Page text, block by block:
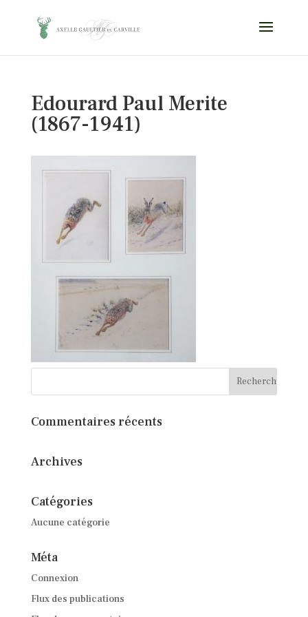
Edourard Paul Merite
(1867-1941)
Commentaires récents
Archives
Catégories
Aucune catégorie
Méta
Connexion
Flux des publications